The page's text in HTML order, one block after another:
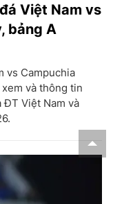
Việt Nam vs
bảng A
vs Campuchia
và thông tin
Việt Nam và